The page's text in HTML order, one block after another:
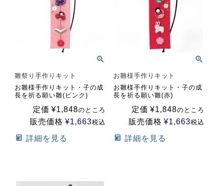
雛祭り手作りキット
お雛様手作りキット・子の成
長を祈る願い雛(ピンク)
定価 ¥1,848のところ
販売価格 ¥1,663税込
詳細を見る
お雛様手作りキット
お雛様手作りキット・子の成
長を祈る願い雛(赤)
定価 ¥1,848のところ
販売価格 ¥1,663税込
詳細を見る